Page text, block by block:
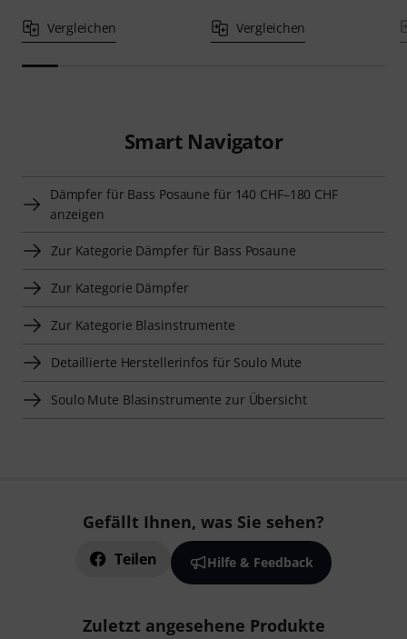
Vergleichen Vergleichen
Smart Navigator
Dämpfer für Bass Posaune für 140 CHF–180 CHF
anzeigen
Zur Kategorie Dämpfer für Bass Posaune
Zur Kategorie Dämpfer
Zur Kategorie Blasinstrumente
Detaillierte Herstellerinfos für Soulo Mute
Soulo Mute Blasinstrumente zur Übersicht
Gefällt Ihnen, was Sie sehen?
Teilen Hilfe & Feedback
Zuletzt angesehene Produkte